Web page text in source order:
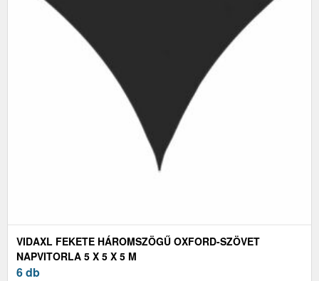
VIDAXL FEKETE HÁROMSZÖGŰ OXFORD-SZÖVET
NAPVITORLA 5 X 5 X 5 M
6 db